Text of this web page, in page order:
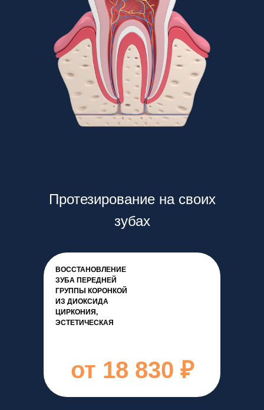
ВОССТАНОВЛЕНИЕ
ЗУБА ПЕРЕДНЕЙ
ГРУППЫ КОРОНКОЙ
ИЗ ДИОКСИДА
ЦИРКОНИЯ,
ЭСТЕТИЧЕСКАЯ
от 18 830 ₽
Протезирование на своих
зубах